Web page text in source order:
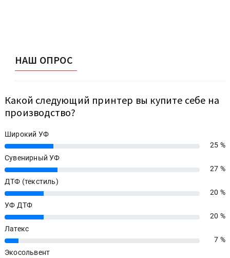
НАШ ОПРОС
Какой следующий принтер вы купите себе на
производство?
Широкий УФ
25%
25 %
Сувенирный УФ
27%
27 %
ДТФ (текстиль)
20%
20 %
УФ ДТФ
20%
20 %
Латекс
7%
7 %
Экосольвент